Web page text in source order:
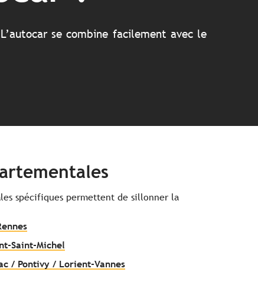
se combine facilement avec le
spécifiques permettent de sillonner la
Saint-Michel
/ Pontivy / Lorient-Vannes